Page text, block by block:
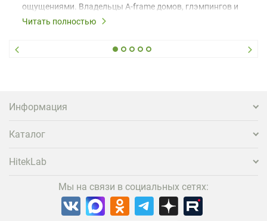
ощущениями. Владельцы A-frame домов, глэмпингов и
шале понимают, что конкуренция растет, и
вернуться и поделиться впечатлениями в соцсетях,
проектора.
Читать полностью
Информация
Каталог
HitekLab
Мы на связи в социальных сетях: